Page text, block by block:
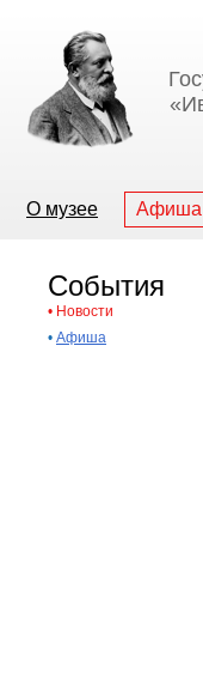
О музее Афиша
События
• Новости
• Афиша